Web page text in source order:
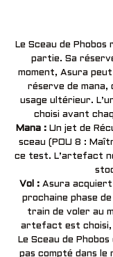
Le Sceau de
partie. Sa
moment, Asura
réserve de mana,
usage ultérieur.
choisi avant
Mana : Un jet de
sceau (POU 8 :
ce test. L’artefact
Vol :Asura acquiert
prochaine phase
train de voler au
artefact est choisi,
Le Sceau de
pas compté dans le